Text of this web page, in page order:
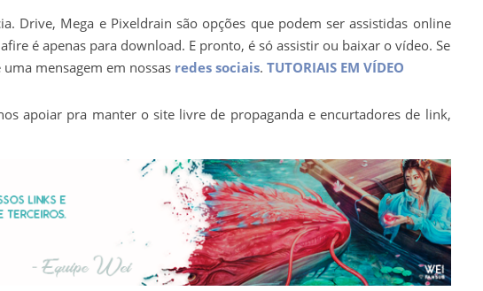
Drive, Mega e Pixeldrain são opções que podem ser assistidas online
é apenas para download. E pronto, é só assistir ou baixar o vídeo. Se
mensagem em nossas redes sociais. TUTORIAIS EM VÍDEO
apoiar pra manter o site livre de propaganda e encurtadores de link,